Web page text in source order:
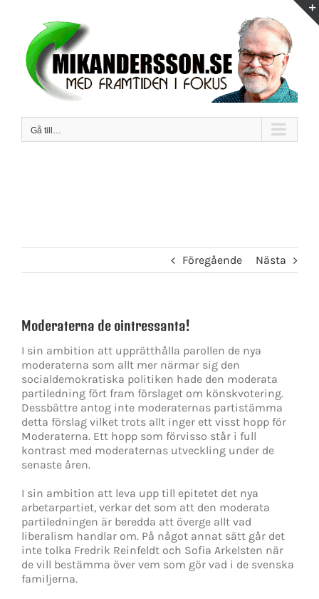
innehållet
Gå till…
Föregående Nästa
Moderaterna de ointressanta!
I sin ambition att upprätthålla parollen de nya
moderaterna som allt mer närmar sig den
socialdemokratiska politiken hade den moderata
partiledning fört fram förslaget om könskvotering.
Dessbättre antog inte moderaternas partistämma
detta förslag vilket trots allt inger ett visst hopp för
Moderaterna. Ett hopp som förvisso står i full
kontrast med moderaternas utveckling under de
senaste åren.
I sin ambition att leva upp till epitetet det nya
arbetarpartiet, verkar det som att den moderata
partiledningen är beredda att överge allt vad
liberalism handlar om. På något annat sätt går det
inte tolka Fredrik Reinfeldt och Sofia Arkelsten när
de vill bestämma över vem som gör vad i de svenska
familjerna.